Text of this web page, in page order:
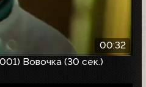
00:32
Вовочка (30 сек.)